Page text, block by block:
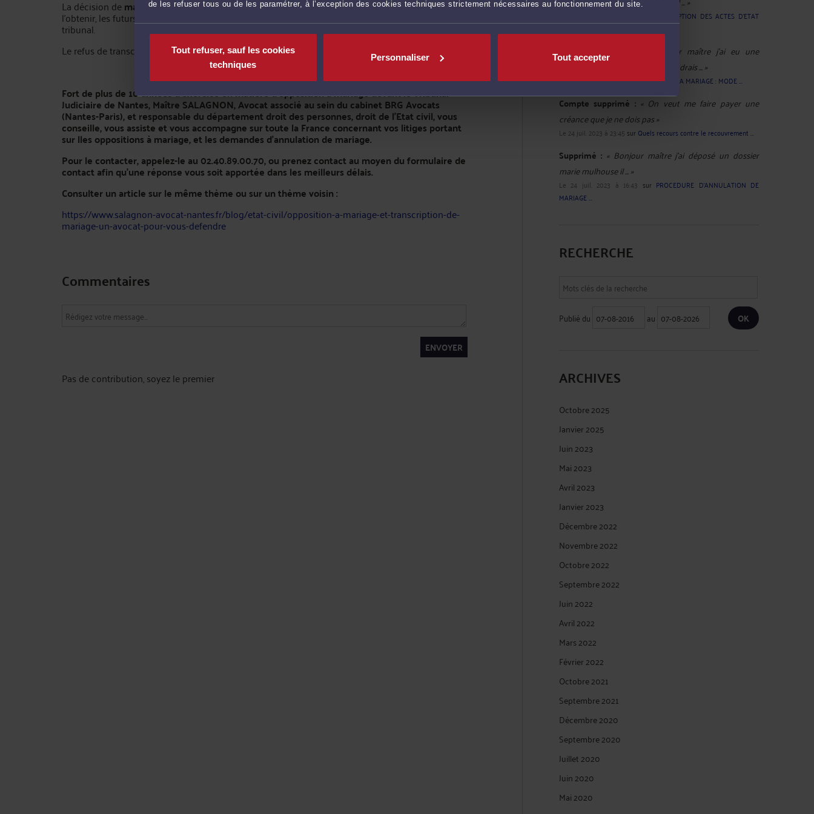
de les refuser tous ou de les paramétrer, à l’exception des cookies techniques strictement nécessaires au fonctionnement du site.
Tout refuser, sauf les cookies
techniques
Personnaliser Tout accepter
La décision demainlevée judiciaireest la mainlevée duTribunal judiciaire de Nantes. Pour
l’obtenir, les futurs époux doivent assigner le Procureur de la République devant ce dernier
tribunal.
Le refus de transcription a pour conséquence que le mariage est inopposable aux tiers.
Fort de plus de 10 années d'exercice en matière d'opposition à mariage devant le Tribunal
Judiciaire de Nantes, Maître SALAGNON, Avocat associé au sein du cabinet BRG Avocats
(Nantes-Paris), et responsable du département droit des personnes, droit de l'Etat civil, vous
conseille, vous assiste et vous accompagne sur toute la France concernant vos litiges portant
sur lles oppositions à mariage, et les demandes d'annulation de mariage.
Pour le contacter, appelez-le au 02.40.89.00.70, ou prenez contact au moyen du formulaire de
contact afin qu’une réponse vous soit apportée dans les meilleurs délais.
Consulter un article sur le même thème ou sur un thème voisin :
https://www.salagnon-avocat-nantes.fr/blog/etat-civil/opposition-a-mariage-et-transcription-de-
mariage-un-avocat-pour-vous-defendre
Commentaires
ENVOYER
Pas de contribution, soyez le premier
TRANSCRIPTION DES ACTES D'ETAT
Compte supprimé :
« Bonjour maître j'ai eu une
opposition à mon mariage, je voudrais ... »
Le 27 sept. 2023 à 10:52surOPPOSITION A MARIAGE : MODE ...
Compte supprimé : « On veut me faire payer une
créance que je ne dois pas »
Le 24 juil. 2023 à 23:45 sur Quels recours contre le recouvrement ...
Supprimé : « Bonjour maître j'ai déposé un dossier
marie mulhouse il ... »
Le 24 juil. 2023 à 16:43 sur PROCEDURE D'ANNULATION DE
MARIAGE ...
RECHERCHE
Publié du au
ARCHIVES
Octobre 2025
Janvier 2025
Juin 2023
Mai 2023
Avril 2023
Janvier 2023
Décembre 2022
Novembre 2022
Octobre 2022
Septembre 2022
Juin 2022
Avril 2022
Mars 2022
Février 2022
Octobre 2021
Septembre 2021
Décembre 2020
Septembre 2020
Juillet 2020
Juin 2020
Mai 2020